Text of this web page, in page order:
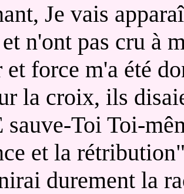
Je vais
n'ont pas cru à
et force m'a été
la croix, ils
sauve-Toi Toi-
et la
durement la